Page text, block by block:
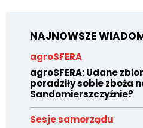
NAJNOWSZE
agroSFERA
agroSFERA: Udane
poradziły sobie zboża
Sandomierszczyźnie?
Sesje samorządu